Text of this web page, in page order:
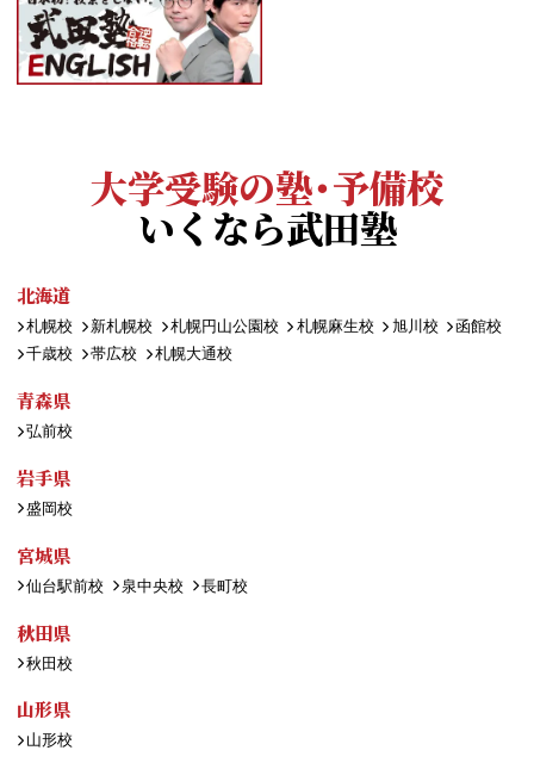
大学受験の塾・予備校
いくなら武田塾
北海道
札幌校 新札幌校 札幌円山公園校 札幌麻生校 旭川校
函館校
千歳校
帯広校 札幌大通校
青森県
弘前校
岩手県
盛岡校
宮城県
仙台駅前校 泉中央校 長町校
秋田県
秋田校
山形県
山形校